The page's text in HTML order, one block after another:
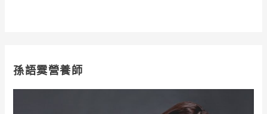
孫語霙營養師